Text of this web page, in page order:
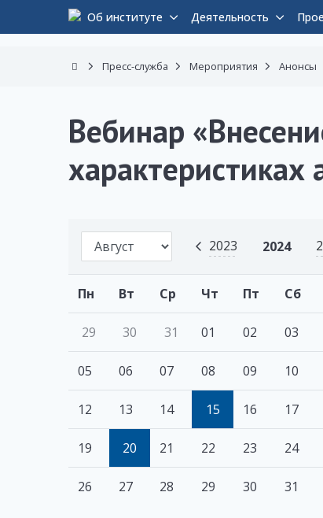
Об институте Деятельность
Пресс-служба Мероприятия Анонсы
Вебинар
2023 2024
Пн Вт Ср Чт Пт Сб
29 30 31 01 02 03
05 06 07 08 09 10
12 13 14 15 16 17
19 20 21 22 23 24
26 27 28 29 30 31